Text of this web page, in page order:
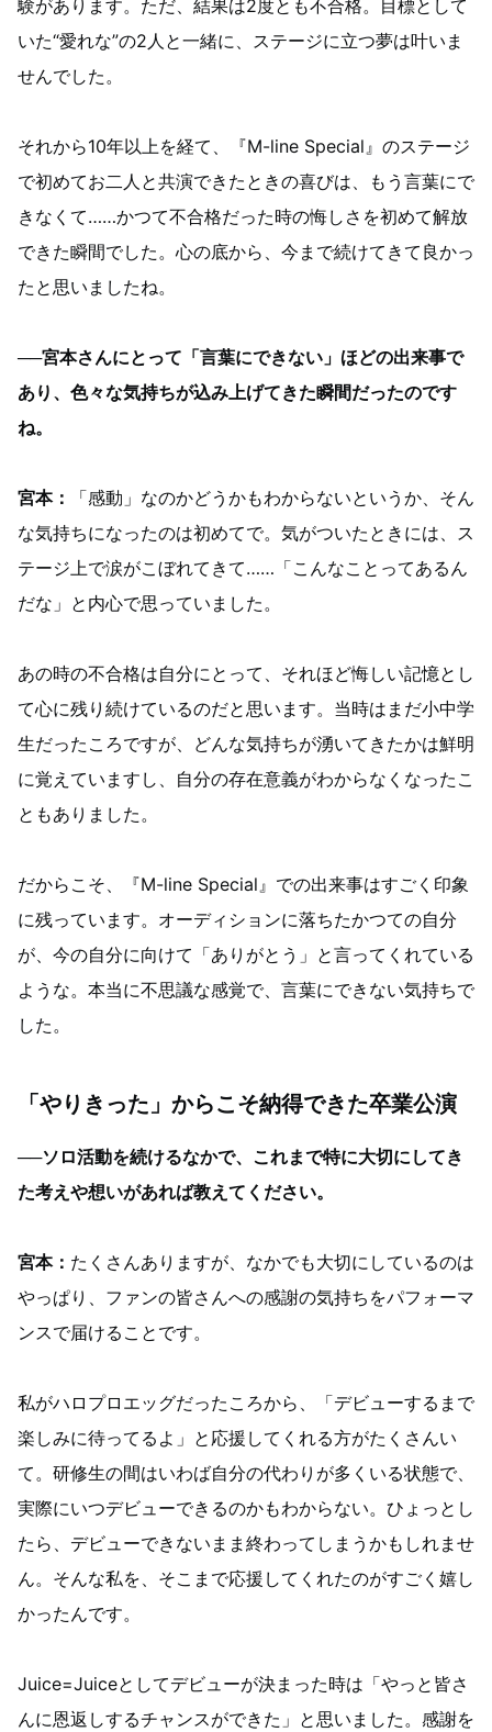
験があります。ただ、結果は2度とも不合格。目標として
いた“愛れな”の2人と一緒に、ステージに立つ夢は叶いま
せんでした。
それから10年以上を経て、『M-line Special』のステージ
で初めてお二人と共演できたときの喜びは、もう言葉にで
きなくて……かつて不合格だった時の悔しさを初めて解放
できた瞬間でした。心の底から、今まで続けてきて良かっ
たと思いましたね。
──宮本さんにとって「言葉にできない」ほどの出来事で
あり、色々な気持ちが込み上げてきた瞬間だったのです
ね。
宮本：
「感動」なのかどうかもわからないというか、そん
な気持ちになったのは初めてで。気がついたときには、ス
テージ上で涙がこぼれてきて……「こんなことってあるん
だな」と内心で思っていました。
あの時の不合格は自分にとって、それほど悔しい記憶とし
て心に残り続けているのだと思います。当時はまだ小中学
生だったころですが、どんな気持ちが湧いてきたかは鮮明
に覚えていますし、自分の存在意義がわからなくなったこ
ともありました。
だからこそ、『M-line Special』での出来事はすごく印象
に残っています。オーディションに落ちたかつての自分
が、今の自分に向けて「ありがとう」と言ってくれている
ような。本当に不思議な感覚で、言葉にできない気持ちで
した。
「やりきった」からこそ納得できた卒業公演
──ソロ活動を続けるなかで、これまで特に大切にしてき
た考えや想いがあれば教えてください。
宮本： たくさんありますが、なかでも大切にしているのは
やっぱり、ファンの皆さんへの感謝の気持ちをパフォーマ
ンスで届けることです。
私がハロプロエッグだったころから、「デビューするまで
楽しみに待ってるよ」と応援してくれる方がたくさんい
て。研修生の間はいわば自分の代わりが多くいる状態で、
実際にいつデビューできるのかもわからない。ひょっとし
たら、デビューできないまま終わってしまうかもしれませ
ん。そんな私を、そこまで応援してくれたのがすごく嬉し
かったんです。
Juice=Juiceとしてデビューが決まった時は「やっと皆さ
んに恩返しするチャンスができた」と思いました。感謝を